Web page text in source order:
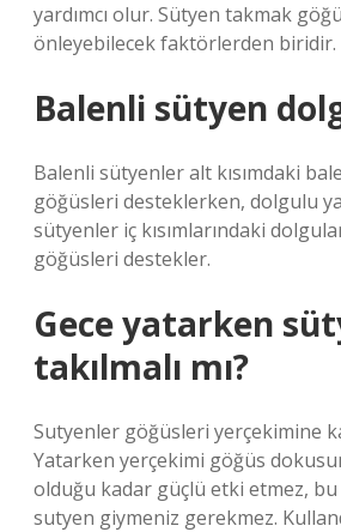
yardımcı olur. Sütyen takmak
önleyebilecek faktörlerden biridir.
Balenli sütyen
Balenli sütyenler alt kısımdaki
göğüsleri desteklerken, dolgulu
sütyenler iç kısımlarındaki
göğüsleri destekler.
Gece yatarken
takılmalı mı?
Sutyenler göğüsleri yerçekimine
Yatarken yerçekimi göğüs
olduğu kadar güçlü etki etmez, bu
sutyen giymeniz gerekmez.